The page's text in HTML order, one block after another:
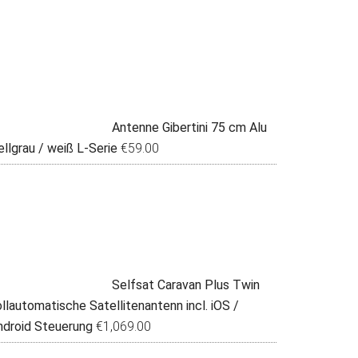
Antenne Gibertini 75 cm Alu
/ weiß L-Serie €59.00
Selfsat Caravan Plus Twin
Satellitenantenn incl. iOS /
Steuerung €1,069.00